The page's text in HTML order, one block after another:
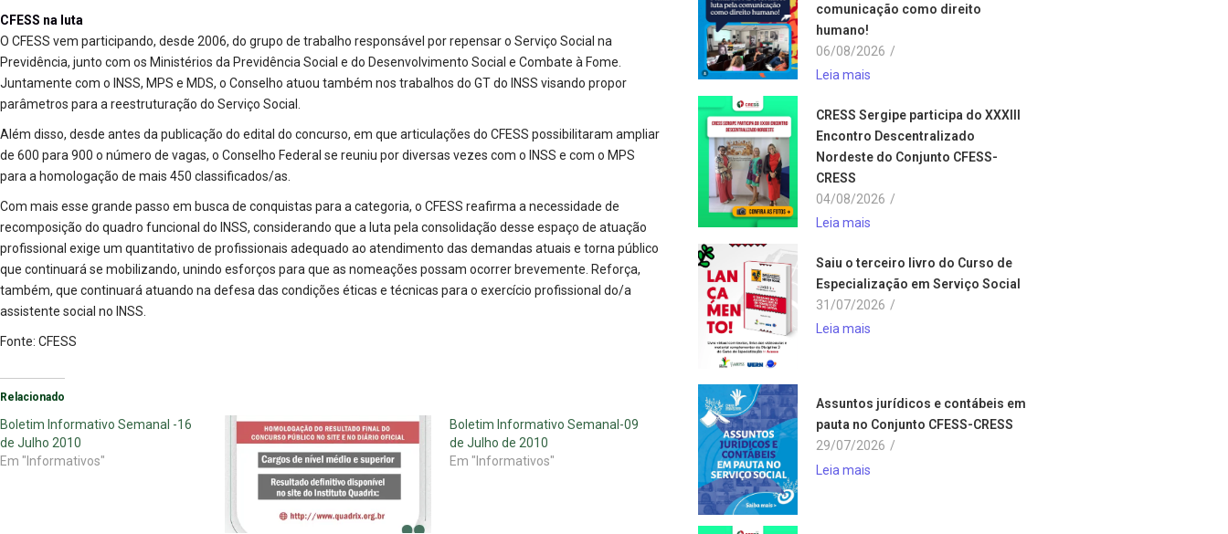
CFESS na luta
O CFESS vem participando, desde 2006, do grupo de trabalho responsável por repensar o Serviço Social na
Previdência, junto com os Ministérios da Previdência Social e do Desenvolvimento Social e Combate à Fome.
Juntamente com o INSS, MPS e MDS, o Conselho atuou também nos trabalhos do GT do INSS visando propor
parâmetros para a reestruturação do Serviço Social.
Além disso, desde antes da publicação do edital do concurso, em que articulações do CFESS possibilitaram ampliar
de 600 para 900 o número de vagas, o Conselho Federal se reuniu por diversas vezes com o INSS e com o MPS
para a homologação de mais 450 classificados/as.
Com mais esse grande passo em busca de conquistas para a categoria, o CFESS reafirma a necessidade de
recomposição do quadro funcional do INSS, considerando que a luta pela consolidação desse espaço de atuação
profissional exige um quantitativo de profissionais adequado ao atendimento das demandas atuais e torna público
que continuará se mobilizando, unindo esforços para que as nomeações possam ocorrer brevemente. Reforça,
também, que continuará atuando na defesa das condições éticas e técnicas para o exercício profissional do/a
assistente social no INSS.
Fonte: CFESS
Relacionado
Boletim Informativo Semanal -16
de Julho 2010
Em "Informativos"
Boletim Informativo Semanal-09
de Julho de 2010
Em "Informativos"
comunicação como direito
humano!
06/08/2026 /
Leia mais
CRESS Sergipe participa do XXXIII
Encontro Descentralizado
Nordeste do Conjunto CFESS-
CRESS
04/08/2026 /
Leia mais
Saiu o terceiro livro do Curso de
Especialização em Serviço Social
31/07/2026 /
Leia mais
Assuntos jurídicos e contábeis em
pauta no Conjunto CFESS-CRESS
29/07/2026 /
Leia mais